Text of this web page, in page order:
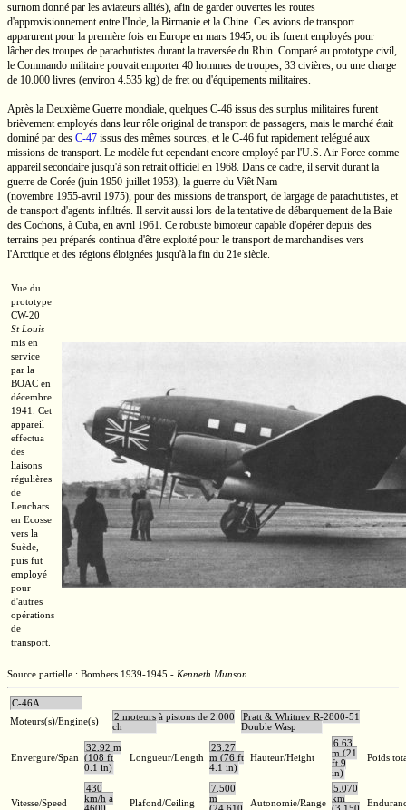
surnom donné par les aviateurs alliés), afin de garder ouvertes les routes
d'approvisionnement entre l'Inde, la Birmanie et la Chine. Ces avions de transport
apparurent pour la première fois en Europe en mars 1945, ou ils furent employés pour
lâcher des troupes de parachutistes durant la traversée du Rhin. Comparé au prototype civil,
le Commando militaire pouvait emporter 40 hommes de troupes, 33 civières, ou une charge
de 10.000 livres (environ 4.535 kg) de fret ou d'équipements militaires.
Après la Deuxième Guerre mondiale, quelques C-46 issus des surplus militaires furent
brièvement employés dans leur rôle original de transport de passagers, mais le marché était
dominé par des C-47 issus des mêmes sources, et le C-46 fut rapidement relégué aux
missions de transport. Le modèle fut cependant encore employé par l'U.S. Air Force comme
appareil secondaire jusqu'à son retrait officiel en 1968. Dans ce cadre, il servit durant la
guerre de Corée (juin 1950-juillet1953), la guerre du Viêt Nam
(novembre 1955-avril 1975), pour des missions de transport, de largage de parachutistes, et
de transport d'agents infiltrés. Il servit aussi lors de la tentative de débarquement de la Baie
des Cochons, à Cuba, en avril 1961. Ce robuste bimoteur capable d'opérer depuis des
terrains peu préparés continua d'être exploité pour le transport de marchandises vers
l'Arctique et des régions éloignées jusqu'à la fin du 21e siècle.
Vue du
prototype
CW-20
St Louis
mis en
service
par la
BOAC en
décembre
1941. Cet
appareil
effectua
des
liaisons
régulières
de
Leuchars
en Ecosse
vers la
Suède,
puis fut
employé
pour
d'autres
opérations
de
transport.
Source partielle : Bombers 1939-1945 - Kenneth Munson
C-46A
Moteurs(s)/Engine(s)
2 moteurs à pistons de 2.000
ch
Pratt & Whitney R-2800-51
Double Wasp
Envergure/Span
32,92 m
(108 ft
0.1 in)
Longueur/Length
23,27
m (76 ft
4.1 in)
Hauteur/Height
6,63
m (21
ft 9
in)
Poids
Vitesse/Speed
430
km/h à
Plafond/Ceiling
7.500
m
Autonomie/Range
5.070
km